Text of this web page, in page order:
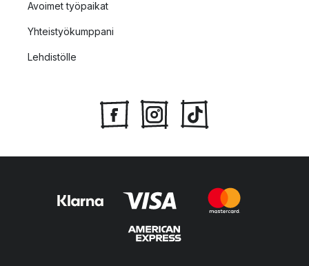
Avoimet työpaikat
Yhteistyökumppani
Lehdistölle